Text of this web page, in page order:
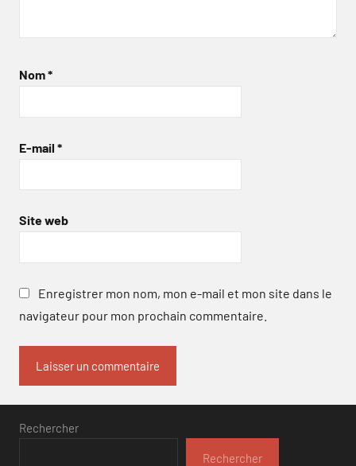
Nom*
E-mail *
Site web
Enregistrer mon nom, mon e-mail et mon site dans le
navigateur pour mon prochain commentaire.
Rechercher
Rechercher